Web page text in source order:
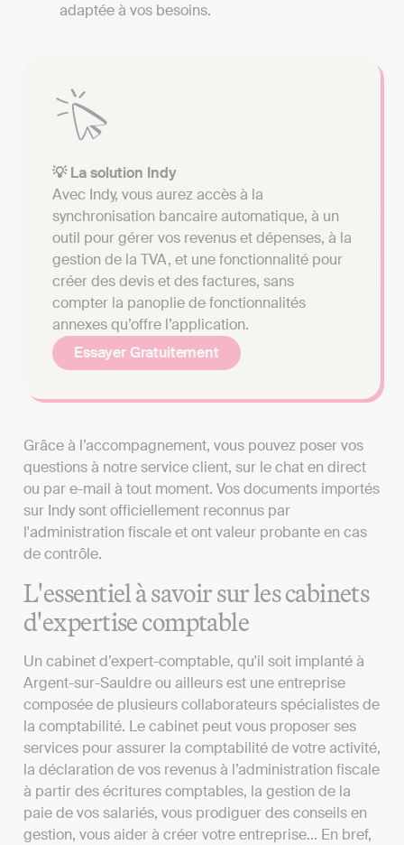
adaptée à vos besoins.
💡 La solution Indy
Avec Indy, vous aurez accès à la
synchronisation bancaire automatique, à un
outil pour gérer vos revenus et dépenses, à la
gestion de la TVA, et une fonctionnalité pour
créer des devis et des factures, sans
compter la panoplie de fonctionnalités
annexes qu’offre l’application.
Essayer Gratuitement
Grâce à l’accompagnement, vous pouvez poser vos
questions à notre service client, sur le chat en direct
ou par e-mail à tout moment. Vos documents importés
sur Indy sont officiellement reconnus par
l'administration fiscale et ont valeur probante en cas
de contrôle.
L'essentiel à savoir sur les cabinets
d'expertise comptable
Un cabinet d’expert-comptable, qu'il soit implanté à
Argent-sur-Sauldre ou ailleurs est une entreprise
composée de plusieurs collaborateurs spécialistes de
la comptabilité. Le cabinet peut vous proposer ses
services pour assurer la comptabilité de votre activité,
la déclaration de vos revenus à l’administration fiscale
à partir des écritures comptables, la gestion de la
paie de vos salariés, vous prodiguer des conseils en
gestion, vous aider à créer votre entreprise… En bref,